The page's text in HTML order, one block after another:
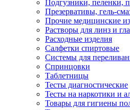
Подгузники, пеленки,
Презервативы, гель-
Прочие медицинские
Растворы для линз и
Расходные изделия
Салфетки спиртовые
Системы для
Спринцовки
Таблетницы
Тесты диагностические
Тесты на наркотики и
Товары для гигиены